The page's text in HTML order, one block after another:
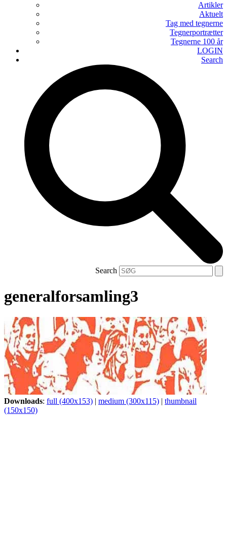
Artikler
Aktuelt
Tag med tegnerne
Tegnerportrætter
Tegnerne 100 år
LOGIN
Search
Search
generalforsamling3
Downloads: full (400x153) | medium (300x115) | thumbnail
(150x150)